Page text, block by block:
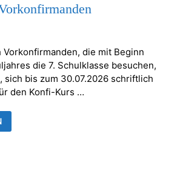
die mit Beginn
die 7. Schulklasse besuchen,
sich bis zum 30.07.2026 schriftlich
den Konfi-Kurs …